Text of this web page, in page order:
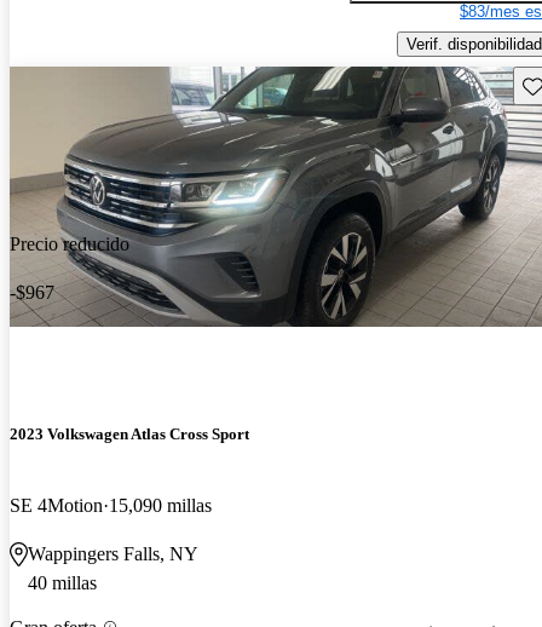
$83/mes
Verif. disponibilidad
Precio reducido
-$967
2023 Volkswagen Atlas Cross Sport
SE 4Motion 15,090 millas
Wappingers Falls, NY
40 millas